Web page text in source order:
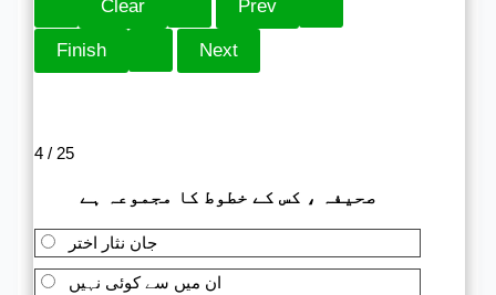
4 / 25
صحیفہ ، کس کے خطوط کا مجموعہ ہے
جان نثار اختر
ان میں سے کوئی نہیں